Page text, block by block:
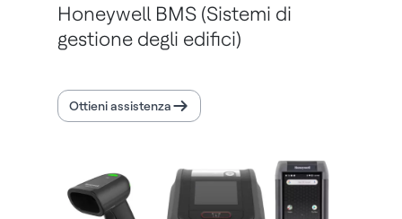
Honeywell BMS (Sistemi di
gestione degli edifici)
Ottieni assistenza